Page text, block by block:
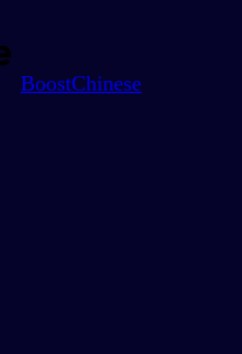
BoostChinese